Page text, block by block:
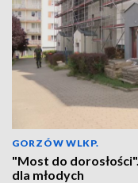
GORZÓW WLKP.
"Most do
dla młodych